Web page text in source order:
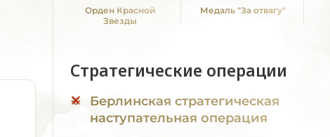
Орден Красной
Звезды
Медаль "За отвагу"
Стратегические операции
Берлинская стратегическая
наступательная операция